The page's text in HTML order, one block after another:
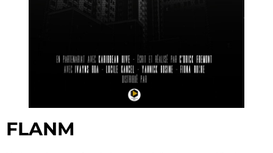
FLANM